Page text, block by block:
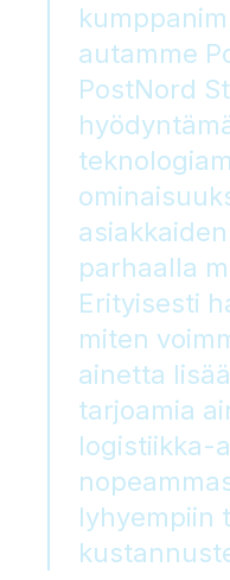
autamme
PostNord
parhaalla
Erityisesti
miten
ainetta
tarjoamia
logistiikka-
lyhyempiin